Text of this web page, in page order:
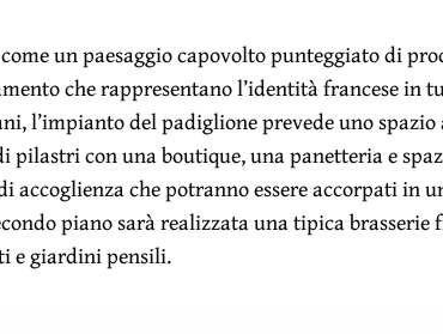
un paesaggio capovolto punteggiato di
che rappresentano l’identità francese in
l’impianto del padiglione prevede uno
pilastri con una boutique, una panetteria e
accoglienza che potranno essere accorpati in
piano sarà realizzata una tipica brasserie
e giardini pensili.